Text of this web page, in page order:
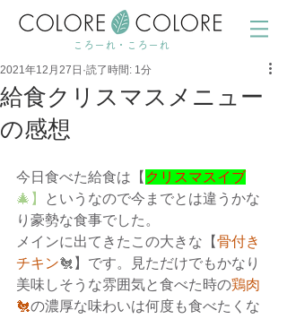
ころーれ・ころーれ
給食クリスマスメニュー
の感想
2021年12月27日 読了時間: 1分
今日食べた給食は【 クリスマスイブ
🎄】
というなので今までとは違うかな
り豪勢な食事でした。
メインに出てきたこの大きな【骨付き
チキン🐔 】です。見ただけでもかなり
美味しそうな雰囲気と食べた時の鶏肉
🐔の濃厚な味わいは何度も食べたくな